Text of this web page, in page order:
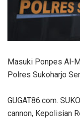
Masuki Ponpes Al-
Polres Sukoharjo
GUGAT86.com.
cannon, Kepolisian